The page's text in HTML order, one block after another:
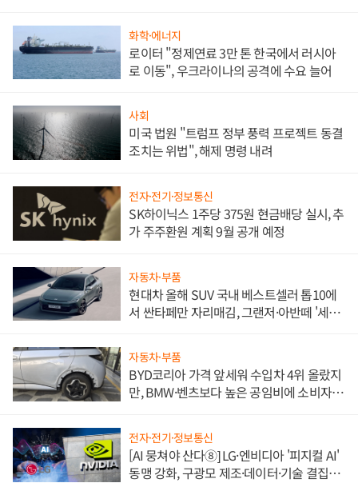
화학·에너지
로이터 "정제연료 3만 톤 한국에서 러시아
로 이동", 우크라이나의 공격에 수요 늘어
사회
미국 법원 "트럼프 정부 풍력 프로젝트 동결
조치는 위법", 해제 명령 내려
전자·전기·정보통신
SK하이닉스 1주당 375원 현금배당 실시, 추
가 주주환원 계획 9월 공개 예정
자동차·부품
현대차 올해 SUV 국내 베스트셀러 톱10에
서 싼타페만 자리매김, 그랜저·아반떼 '세단
자동차·부품
BYD코리아 가격 앞세워 수입차 4위 올랐지
만, BMW·벤츠보다 높은 공임비에 소비자
전자·전기·정보통신
[AI 뭉쳐야 산다⑧] LG·엔비디아 '피지컬 AI'
동맹 강화, 구광모 제조·데이터·기술 결집